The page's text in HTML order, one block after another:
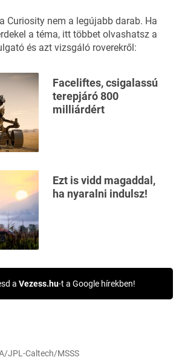
Curiosity nem a legújabb darab. Ha
a téma, itt többet olvashatsz a
és azt vizsgáló roverekről:
Faceliftes, csigalassú
terepjáró 800
milliárdért
Ezt is vidd magaddal,
ha nyaralni indulsz!
a Vezess.hu-t a Google hírekben!
JPL-Caltech/MSSS